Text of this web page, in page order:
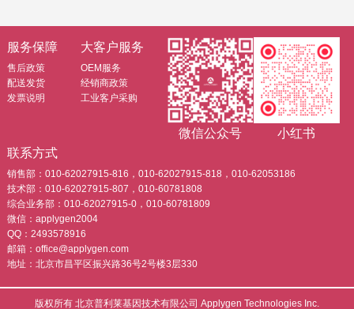
服务保障
售后政策
配送发货
发票说明
大客户服务
OEM服务
经销商政策
工业客户采购
微信公众号
小红书
联系方式
销售部：010-62027915-816，010-62027915-818，010-62053186
技术部：010-62027915-807，010-60781808
综合业务部：010-62027915-0，010-60781809
微信：applygen2004
QQ：2493578916
邮箱：office@applygen.com
地址：北京市昌平区振兴路36号2号楼3层330
版权所有 北京普利莱基因技术有限公司 Applygen Technologies Inc.